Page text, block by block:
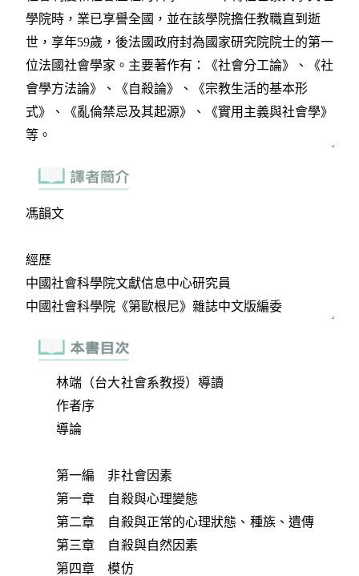
林端（台大社會系教授）導讀
作者序
導論
第一編 非社會因素
第一章 自殺與心理變態
第二章 自殺與正常的心理狀態、種族、遺傳
第三章 自殺與自然因素
第四章 模仿